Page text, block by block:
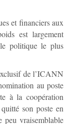
et financiers aux
est largement
politique le plus
de l’ICANN
au poste
à la coopération
son poste en
peu vraisemblable